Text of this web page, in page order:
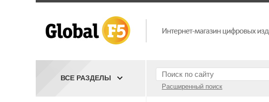
Расширенный поиск
ВСЕ РАЗДЕЛЫ